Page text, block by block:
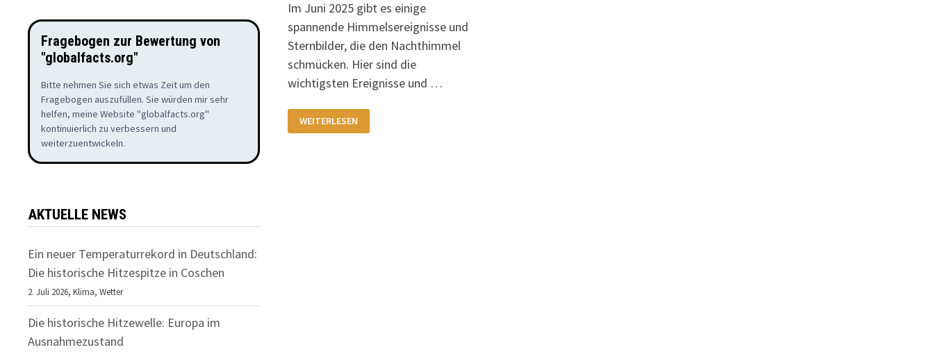
Im Juni 2025 gibt es einige
spannende Himmelsereignisse und
Sternbilder, die den Nachthimmel
schmücken. Hier sind die
wichtigsten Ereignisse und …
DER
STERNENHIMMEL
IM
WEITERLESEN
Fragebogen zur Bewertung von
"globalfacts.org"
Bitte nehmen Sie sich etwas Zeit um den
Fragebogen auszufüllen. Sie würden mir sehr
helfen, meine Website "globalfacts.org"
kontinuierlich zu verbessern und
weiterzuentwickeln.
AKTUELLE NEWS
Ein neuer Temperaturrekord in Deutschland:
Die historische Hitzespitze in Coschen
2. Juli 2026,Klima,Wetter
Die historische Hitzewelle: Europa im
Ausnahmezustand